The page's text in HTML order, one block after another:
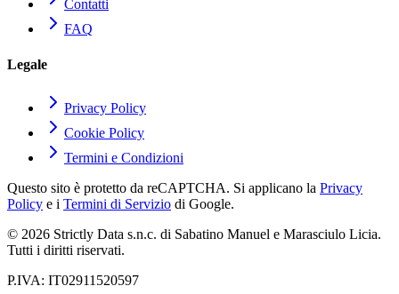
Contatti
FAQ
Legale
Privacy Policy
Cookie Policy
Termini e Condizioni
Questo sito è protetto da reCAPTCHA. Si applicano la Privacy
Policy e i Termini di Servizio di Google.
© 2026 Strictly Data s.n.c. di Sabatino Manuel e Marasciulo Licia.
Tutti i diritti riservati.
P.IVA: IT02911520597